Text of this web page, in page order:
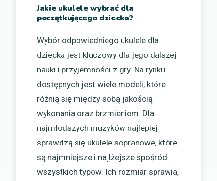
Jakie ukulele wybrać dla
początkującego dziecka?
Wybór odpowiedniego ukulele dla
dziecka jest kluczowy dla jego dalszej
nauki i przyjemności z gry. Na rynku
dostępnych jest wiele modeli, które
różnią się między sobą jakością
wykonania oraz brzmieniem. Dla
najmłodszych muzyków najlepiej
sprawdzą się ukulele sopranowe, które
są najmniejsze i najlżejsze spośród
wszystkich typów. Ich rozmiar sprawia,